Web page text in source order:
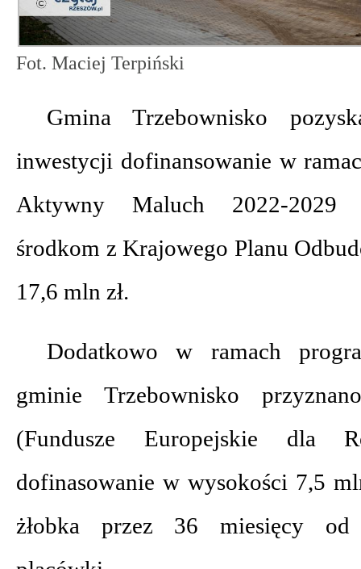
Fot. Maciej Terpiński
Gmina Trzebownisko
inwestycji dofinansowanie w
Aktywny Maluch 2022-2029
środkom z Krajowego Planu
17,6 mln zł.
Dodatkowo w ramach
gminie Trzebownisko
(Fundusze Europejskie dla
dofinasowanie w wysokości 7,5
żłobka przez 36 miesięcy od